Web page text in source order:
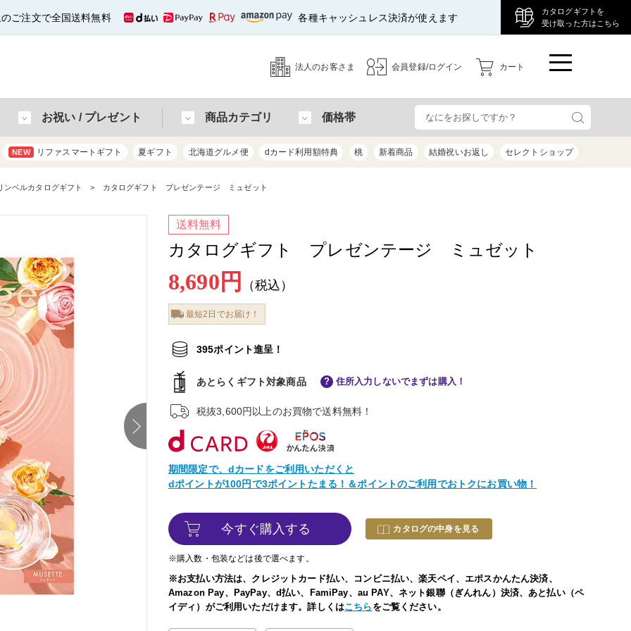
ご注文で全国送料無料 各種キャッシュレス決済が使えます
カタログギフトを
受け取った方はこちら
法人のお客さま 会員登録/ログイン カート
お祝い / プレゼント 商品カテゴリ 価格帯
NEW リファスマートギフト 夏ギフト 北海道グルメ便 dカード利用額特典 桃 新着商品 結婚祝いお返し セレクトショップ
ンベルカタログギフト カタログギフト プレゼンテージ ミュゼット
送料無料
カタログギフト プレゼンテージ ミュゼット
8,690円 （税込）
最短2日でお届け！
395ポイント進呈！
あとらくギフト対象商品 住所入力しないでまずは購入！
税抜3,600円以上のお買物で送料無料！
期間限定で、dカードをご利用いただくと
dポイントが100円で3ポイントたまる！＆ポイントのご利用でおトクにお買い物！
今すぐ購入する カタログの中身を見る
※購入数・包装などは後で選べます。
※お支払い方法は、クレジットカード払い、コンビニ払い、楽天ペイ、エポスかんたん決済、
Amazon Pay、PayPay、d払い、FamiPay、au PAY、ネット銀聯（ぎんれん）決済、あと払い（ペ
イディ）がご利用いただけます。詳しくはこちら をご覧ください。